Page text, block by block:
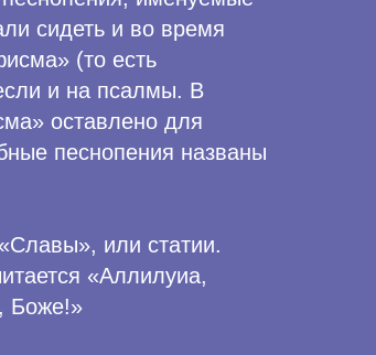
сидеть и во время
(то есть
и на псалмы. В
оставлено для
песнопения названы
или статии.
«Аллилуиа,
Боже!»